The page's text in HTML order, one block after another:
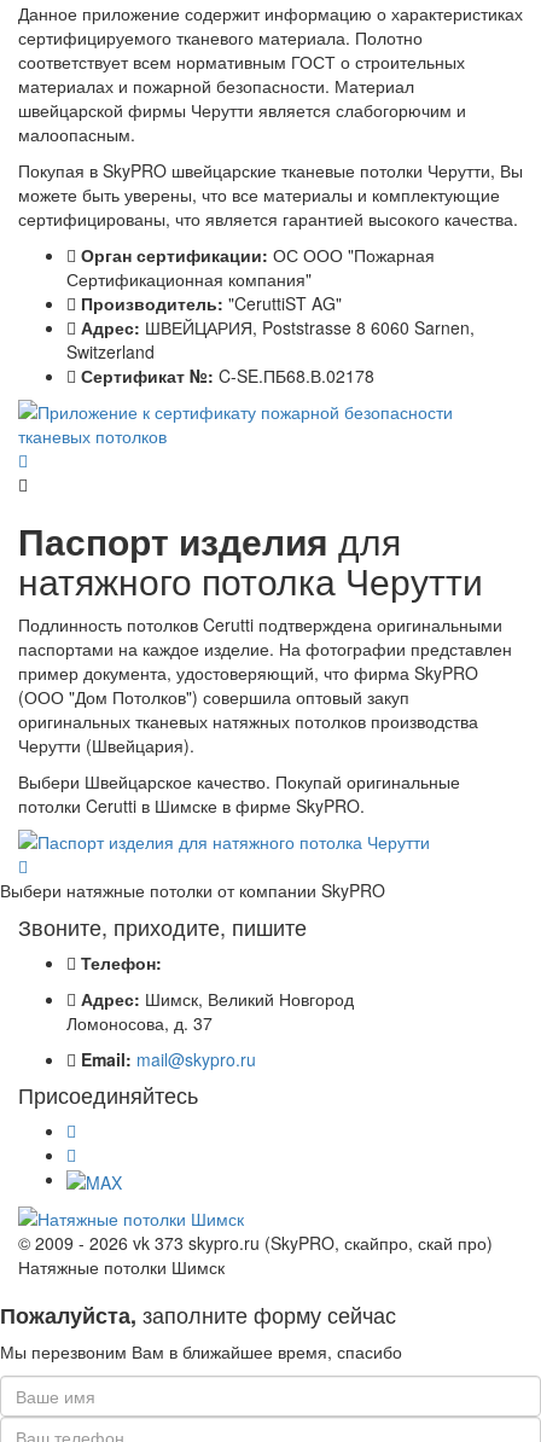
Данное приложение содержит информацию о характеристиках
сертифицируемого тканевого материала. Полотно
соответствует всем нормативным ГОСТ о строительных
материалах и пожарной безопасности. Материал
швейцарской фирмы Черутти является слабогорючим и
малоопасным.
Покупая в SkyPRO швейцарские тканевые потолки Черутти, Вы
можете быть уверены, что все материалы и комплектующие
сертифицированы, что является гарантией высокого качества.
Орган сертификации: ОС ООО "Пожарная
Сертификационная компания"
Производитель: "CeruttiST AG"
Адрес: ШВЕЙЦАРИЯ, Poststrasse 8 6060 Sarnen,
Switzerland
Сертификат №: C-SE.ПБ68.В.02178
Паспорт изделия для
натяжного потолка Черутти
Подлинность потолков Cerutti подтверждена оригинальными
паспортами на каждое изделие. На фотографии представлен
пример документа, удостоверяющий, что фирма SkyPRO
(ООО "Дом Потолков") совершила оптовый закуп
оригинальных тканевых натяжных потолков производства
Черутти (Швейцария).
Выбери Швейцарское качество. Покупай оригинальные
потолки Cerutti в Шимске в фирме SkyPRO.
Выбери натяжные потолки от компании SkyPRO
Звоните, приходите, пишите
Телефон:
Адрес: Шимск, Великий Новгород
Ломоносова, д. 37
Email: mail@skypro.ru
Присоединяйтесь
© 2009 - 2026 vk 373 skypro.ru (SkyPRO, скайпро, скай про)
Натяжные потолки Шимск
Пожалуйста, заполните форму сейчас
Мы перезвоним Вам в ближайшее время, спасибо